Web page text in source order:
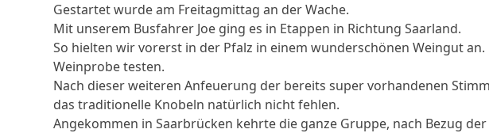
Gestartet wurde am Freitagmittag an der Wache.
Mit unserem Busfahrer Joe ging es in Etappen in Richtung Saarland.
So hielten wir vorerst in der Pfalz in einem wunderschönen Weingut
Weinprobe testen.
Nach dieser weiteren Anfeuerung der bereits super vorhandenen
das traditionelle Knobeln natürlich nicht fehlen.
Angekommen in Saarbrücken kehrte die ganze Gruppe, nach Bezug